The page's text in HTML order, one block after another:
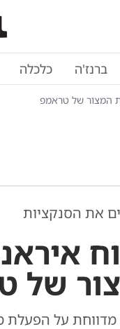
ברנז'ה כלכלה
המצור של טראמפ
את הסנקציות
של